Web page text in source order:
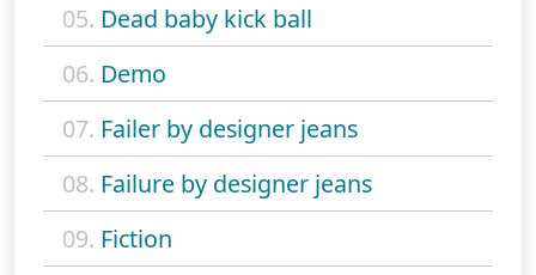
05. Dead baby kick ball
06. Demo
07. Failer by designer jeans
08. Failure by designer jeans
09. Fiction